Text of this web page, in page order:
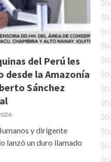
del Perú les
desde la Amazonía
Sánchez
y dirigente
lanzó un duro llamado